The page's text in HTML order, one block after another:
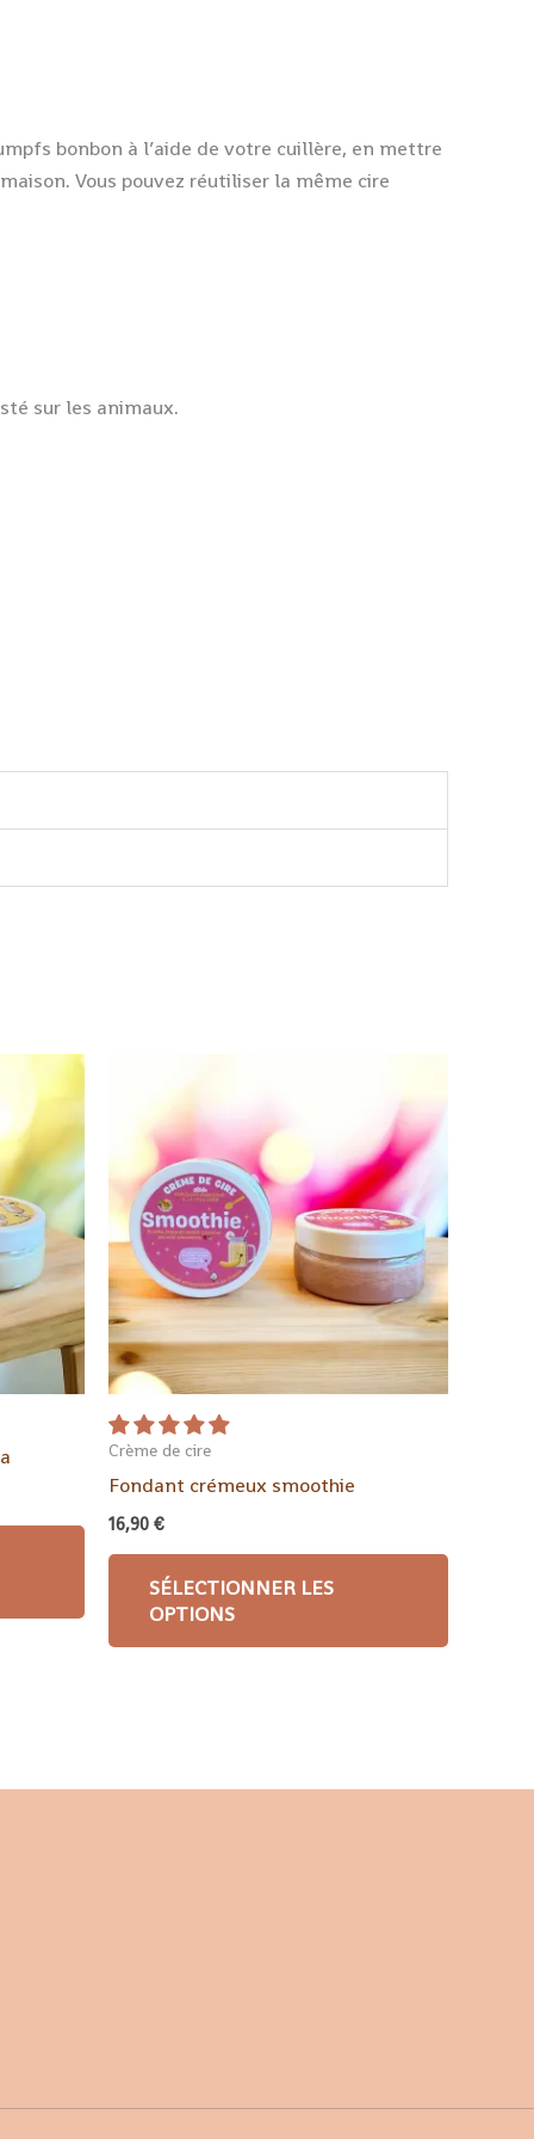
bonbon à l’aide de votre cuillère, en mettre
Vous pouvez réutiliser la même cire
sur les animaux.
Crème de cire
Fondant crémeux smoothie
16,90 €
SÉLECTIONNER LES
OPTIONS